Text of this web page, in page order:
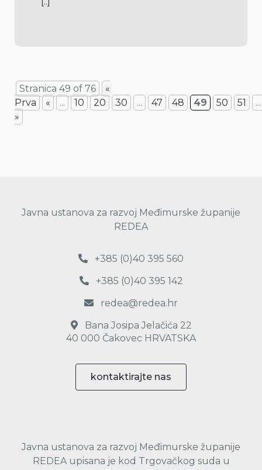
Stranica 49 of 76
«
Prva
« ... 10 20 30 ... 47 48 49 50 51
...
»
Javna ustanova za razvoj Međimurske županije
REDEA
+385 (0)40 395 560
+385 (0)40 395 142
redea@redea.hr
Bana Josipa Jelačića 22
40 000 Čakovec HRVATSKA
kontaktirajte nas
Javna ustanova za razvoj Međimurske županije
REDEA upisana je kod Trgovačkog suda u